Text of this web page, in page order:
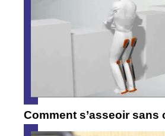
Comment s’asseoir sans